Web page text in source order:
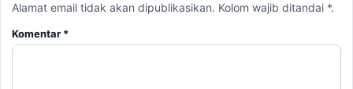
Alamat email tidak akan dipublikasikan. Kolom wajib ditandai *.
Komentar *